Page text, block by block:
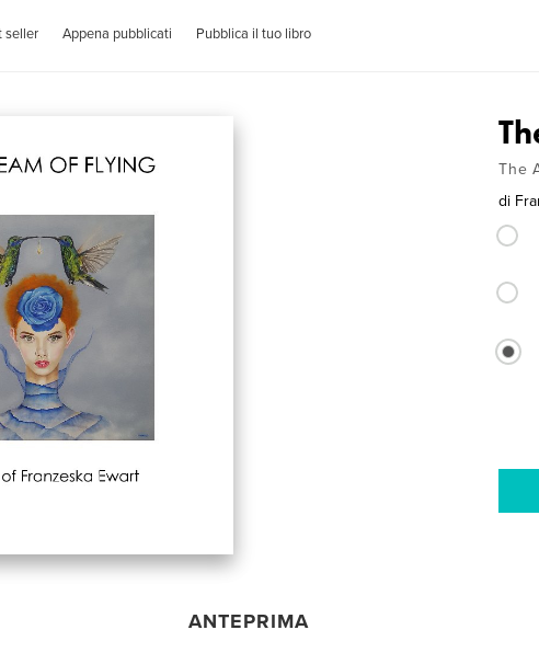
seller Appena pubblicati Pubblica il tuo libro
ANTEPRIMA
The
di